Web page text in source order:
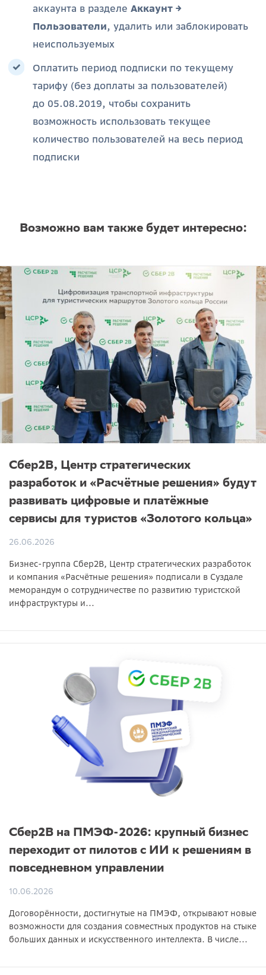
аккаунта в разделе Аккаунт →
Пользователи, удалить или заблокировать
неиспользуемых
Оплатить период подписки по текущему
тарифу (без доплаты за пользователей)
до 05.08.2019, чтобы сохранить
возможность использовать текущее
количество пользователей на весь период
подписки
Возможно вам также будет интересно:
Сбер2B, Центр стратегических
разработок и «Расчётные решения» будут
развивать цифровые и платёжные
сервисы для туристов «Золотого кольца»
26.06.2026
Бизнес-группа Сбер2B, Центр стратегических разработок
и компания «Расчётные решения» подписали в Суздале
меморандум о сотрудничестве по развитию туристской
инфраструктуры и...
Сбер2B на ПМЭФ-2026: крупный бизнес
переходит от пилотов с ИИ к решениям в
повседневном управлении
10.06.2026
Договорённости, достигнутые на ПМЭФ, открывают новые
возможности для создания совместных продуктов на стыке
больших данных и искусственного интеллекта. В числе...